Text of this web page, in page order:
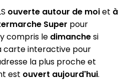
ouverte autour de moiet à
Super pour
compris le dimanchesi
carte interactive pour
la plus proche et
est ouvert aujourd'hui.